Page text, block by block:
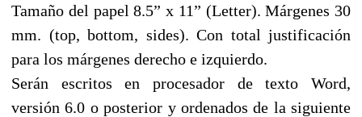
Tamaño del papel 8.5” x 11” (Letter). Márgenes 30
mm. (top, bottom, sides). Con total justificación
para los márgenes derecho e izquierdo.
Serán escritos en procesador de texto Word,
versión 6.0 o posterior y ordenados de la siguiente